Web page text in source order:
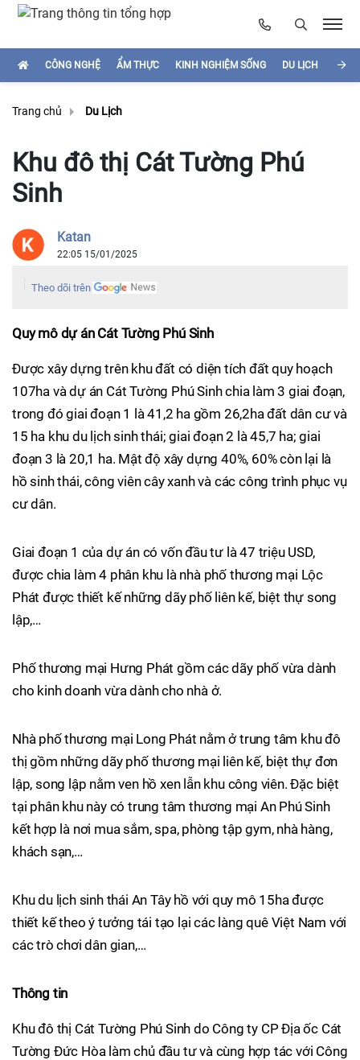
CÔNG NGHỆ ẨM THỰC KINH NGHIỆM SỐNG DU LỊCH
Trang chủ Du Lịch
Khu đô thị Cát Tường Phú
Sinh
Katan
22:05 15/01/2025
Theo dõi trên
Quy mô dự án Cát Tường Phú Sinh
Được xây dựng trên khu đất có diện tích đất quy hoạch
107ha và dự án Cát Tường Phú Sinh chia làm 3 giai đoạn,
trong đó giai đoạn 1 là 41,2 ha gồm 26,2ha đất dân cư và
15 ha khu du lịch sinh thái; giai đoạn 2 là 45,7 ha; giai
đoạn 3 là 20,1 ha. Mật độ xây dựng 40%, 60% còn lại là
hồ sinh thái, công viên cây xanh và các công trình phục vụ
cư dân.
Giai đoạn 1 của dự án có vốn đầu tư là 47 triệu USD,
được chia làm 4 phân khu là nhà phố thương mại Lộc
Phát được thiết kế những dãy phố liên kế, biệt thự song
lập,…
Phố thương mại Hưng Phát gồm các dãy phố vừa dành
cho kinh doanh vừa dành cho nhà ở.
Nhà phố thương mại Long Phát nằm ở trung tâm khu đô
thị gồm những dãy phố thương mại liên kế, biệt thự đơn
lập, song lập nằm ven hồ xen lẫn khu công viên. Đặc biệt
tại phân khu này có trung tâm thương mại An Phú Sinh
kết hợp là nơi mua sắm, spa, phòng tập gym, nhà hàng,
khách sạn,…
Khu du lịch sinh thái An Tây hồ với quy mô 15ha được
thiết kế theo ý tưởng tái tạo lại các làng quê Việt Nam với
các trò chơi dân gian,…
Thông tin
Khu đô thị Cát Tường Phú Sinh do Công ty CP Địa ốc Cát
Tường Đức Hòa làm chủ đầu tư và cùng hợp tác với Công